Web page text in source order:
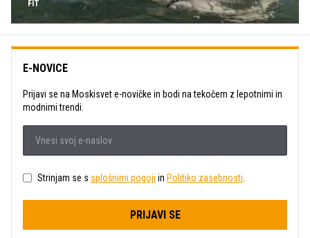
FIT
E-NOVICE
Prijavi se na Moskisvet e-novičke in bodi na tekočem z lepotnimi in
modnimi trendi.
Strinjam se s splošnimi pogoji in Politiko zasebnosti
PRIJAVI SE